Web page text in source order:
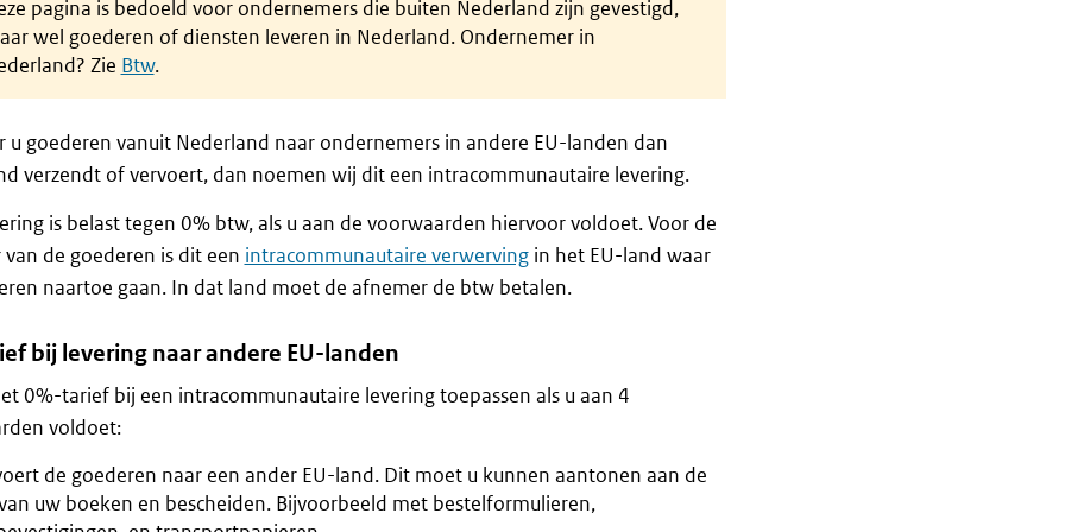
pagina is bedoeld voor ondernemers die buiten Nederland zijn gevestigd,
wel goederen of diensten leveren in Nederland. Ondernemer in
Zie Btw.
u goederen vanuit Nederland naar ondernemers in andere EU-landen dan
verzendt of vervoert, dan noemen wij dit een intracommunautaire levering.
is belast tegen 0% btw, als u aan de voorwaarden hiervoor voldoet. Voor de
de goederen is dit een intracommunautaire verwervingin het EU-land waar
naartoe gaan. In dat land moet de afnemer de btw betalen.
bij levering naar andere EU-landen
0%-tarief bij een intracommunautaire levering toepassen als u aan 4
voldoet:
de goederen naar een ander EU-land. Dit moet u kunnen aantonen aan de
uw boeken en bescheiden. Bijvoorbeeld met bestelformulieren,